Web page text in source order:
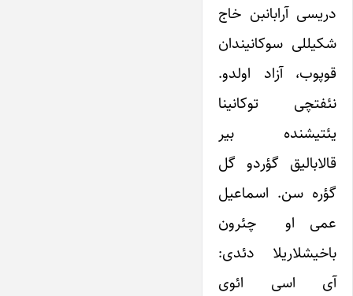
دریسی آرابانبن خاج
شکیللی سوکانیندان
قوپوب، آزاد اولدو.
نئفتچی توکانینا
یئتیشنده بیر
قالابالیق گؤردو گل
گؤره سن. اسماعیل
عمی او چئرون
باخیشلاریلا دئدی:
آی اسی ائوی